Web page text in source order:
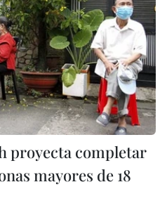
proyecta completar
mayores de 18